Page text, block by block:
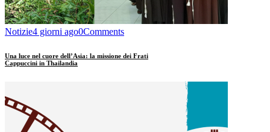
Notizie4 giorni ago0Comments
Una luce nel cuore dell’Asia: la missione dei Frati
Cappuccini in Thailandia